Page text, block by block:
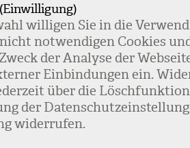
wil­li­gen Sie in die
not­wen­di­gen Coo­kies
der Ana­lyse der
Ein­bin­dun­gen ein.
über die
der
wider­ru­fen.